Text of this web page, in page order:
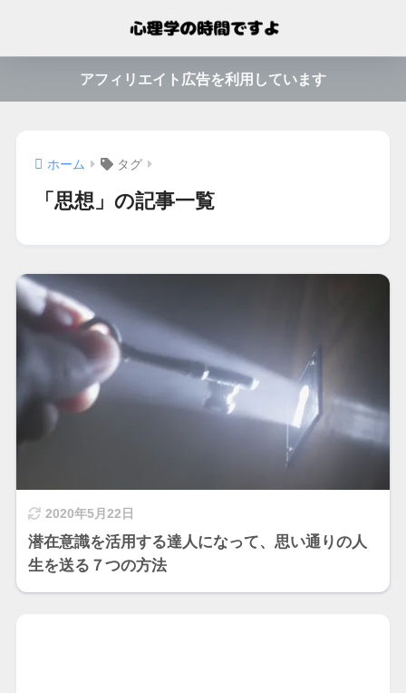
アフィリエイト広告を利用しています
ホーム タグ
「思想」の記事一覧
2020年5月22日
潜在意識を活用する達人になって、思い通りの人
生を送る７つの方法